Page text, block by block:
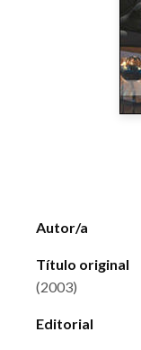
Autor/a
Título original
(2003)
Editorial